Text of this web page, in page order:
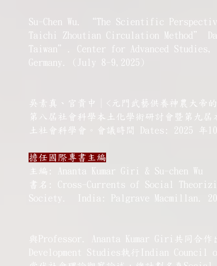
Su-Chen Wu. “The Scientific
Taichi Zhoutian Circulation Method”
Taiwan”. Center for Advanced
Germany. (July 8-9,2025)
吳素真、官貴中｜<元門武藝供養神農大帝
第八屆社會科學本土化學術研討會暨第九
土社會科學會。會議時間 Dates: 2025 年
擔任國際專書主編
主編: Ananta Kumar Giri & Su-chen Wu
書名: Cross-Currents of Social
Society. India: Palgrave Macmillan.
與Professor. Ananta Kumar Giri共同合
Development Studies執行Indian Council